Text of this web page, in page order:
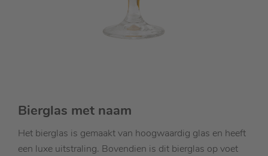
Bierglas met naam
Het bierglas is gemaakt van hoogwaardig glas en heeft
een luxe uitstraling. Bovendien is dit bierglas op voet